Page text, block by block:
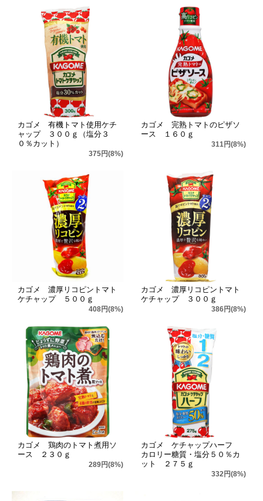
カゴメ 有機トマト使用ケチ
ャップ ３００ｇ（塩分３
０％カット）
375円(8%)
カゴメ 完熟トマトのピザソ
ース １６０ｇ
311円(8%)
カゴメ 濃厚リコピントマト
ケチャップ ５００ｇ
408円(8%)
カゴメ 濃厚リコピントマト
ケチャップ ３００ｇ
386円(8%)
カゴメ 鶏肉のトマト煮用ソ
ース ２３０ｇ
289円(8%)
カゴメ ケチャップハーフ
カロリー糖質・塩分５０％カ
ット ２７５ｇ
332円(8%)